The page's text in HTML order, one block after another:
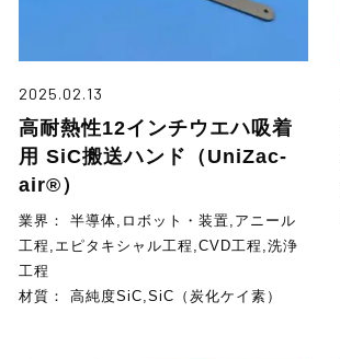
2025.02.13
高耐熱性12インチウエハ吸着
用 SiC搬送ハンド（UniZac-
air®）
業界： 半導体,ロボット・装置,アニール
工程,エピタキシャル工程,CVD工程,洗浄
工程
材質： 高純度SiC,SiC（炭化ケイ素）